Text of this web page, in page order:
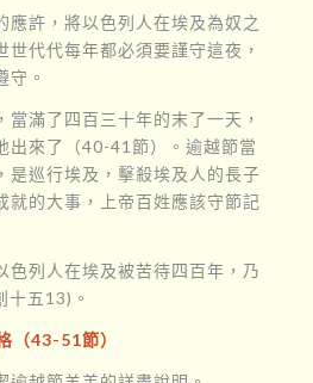
應許，將以色列人在埃及為奴之
世代代每年都必須要謹守這夜，
守。
當滿了四百三十年的末了一天，
出來了（40-41節）。逾越節當
是巡行埃及，擊殺埃及人的長子
就的大事，上帝百姓應該守節記
色列人在埃及被苦待四百年，乃
十五13)。
（43-51節）